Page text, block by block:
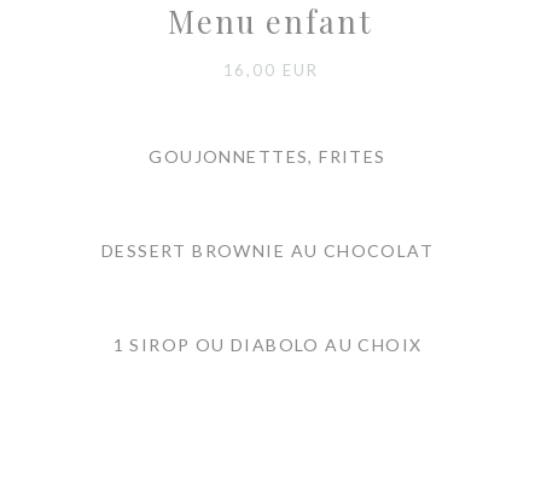
Menu enfant
16,00 EUR
GOUJONNETTES, FRITES
DESSERT BROWNIE AU CHOCOLAT
1 SIROP OU DIABOLO AU CHOIX